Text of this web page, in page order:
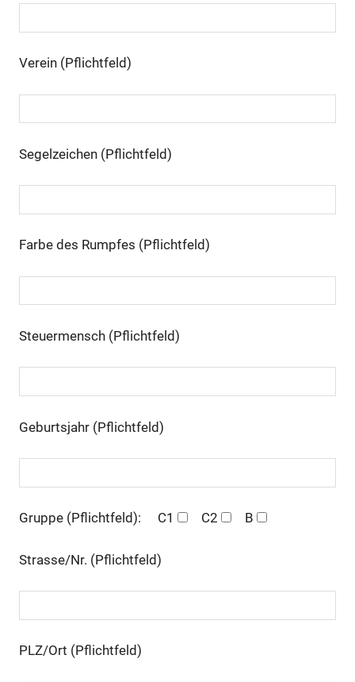
Verein (Pflichtfeld)
Segelzeichen (Pflichtfeld)
Farbe des Rumpfes (Pflichtfeld)
Steuermensch (Pflichtfeld)
Geburtsjahr (Pflichtfeld)
Gruppe (Pflichtfeld): C1 C2 B
Strasse/Nr. (Pflichtfeld)
PLZ/Ort (Pflichtfeld)